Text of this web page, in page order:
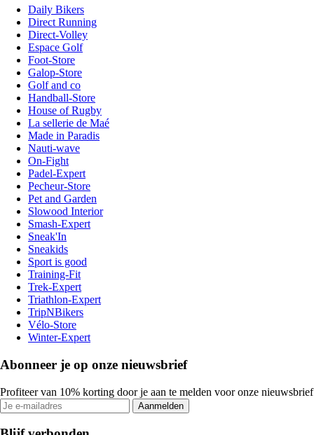
Daily Bikers
Direct Running
Direct-Volley
Espace Golf
Foot-Store
Galop-Store
Golf and co
Handball-Store
House of Rugby
La sellerie de Maé
Made in Paradis
Nauti-wave
On-Fight
Padel-Expert
Pecheur-Store
Pet and Garden
Slowood Interior
Smash-Expert
Sneak'In
Sneakids
Sport is good
Training-Fit
Trek-Expert
Triathlon-Expert
TripNBikers
Vélo-Store
Winter-Expert
Abonneer je op onze nieuwsbrief
Profiteer van 10% korting door je aan te melden voor onze nieuwsbrief
Aanmelden